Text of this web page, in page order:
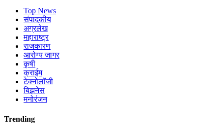
Top News
संपादकीय
अग्रलेख
महाराष्ट्र
राजकारण
आरोग्य जागर
कृषी
क्राईम
टेक्नोलॉजी
बिझनेस
मनोरंजन
Trending